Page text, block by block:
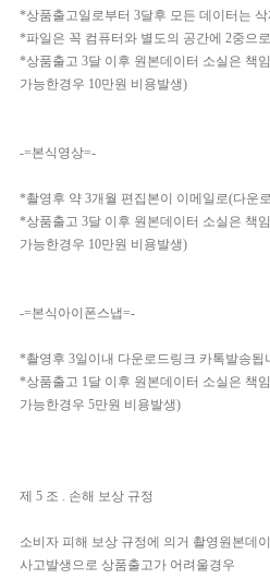
*상품출고일로부터 3달후 모든 데이터는
*파일은 꼭 컴퓨터와 별도의 공간에 2중으
*상품출고 3달 이후 원본데이터 소실은 책
가능한경우 10만원 비용발생)
-=본식영상=-
*촬영후 약 3개월 편집본이 이메일로(다운
*상품출고 3달 이후 원본데이터 소실은 책
가능한경우 10만원 비용발생)
-=본식아이폰스냅=-
*촬영후 3일이내 다운로드링크 카톡발송됩
*상품출고 1달 이후 원본데이터 소실은 책
가능한경우 5만원 비용발생)
제 5 조 . 손해 보상 규정
소비자 피해 보상 규정에 의거 촬영원본데
사고발생으로 상품출고가 어려울경우